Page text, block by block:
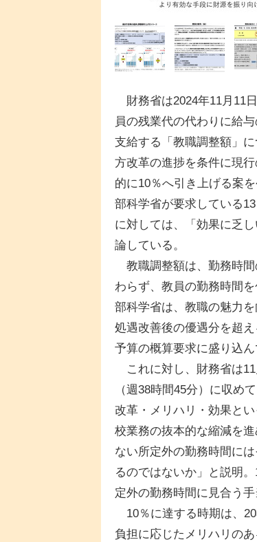
財務省は2024年11月11
員の残業代の代わりに給
支給する「教職調整額」
方改革の進捗を条件に現
的に10％へ引き上げる案
部科学省が要求している
に対しては、「効果に乏
論している。
教職調整額は、勤務時間
わらず、教員の勤務時間
部科学省は、教職の魅力
処遇改善後の優遇分を超
予算の概算要求に盛り込ん
これに対し、財務省は
（週38時間45分）に収め
改革・メリハリ・効果と
校業務の抜本的な縮減を
ない所定外の勤務時間に
るのではないか」と説明
定外の勤務時間に見合う
10％に達する時期は、
負担に応じたメリハリの